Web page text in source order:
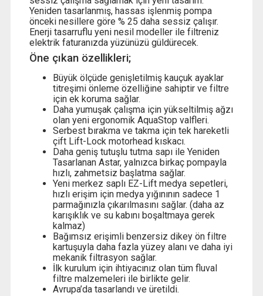
Yeniden tasarlanmış, hassas işlenmiş pompa
önceki nesillere göre % 25 daha sessiz çalışır.
Enerji tasarruflu yeni nesil modeller ile filtreniz
elektrik faturanızda yüzünüzü güldürecek.
Öne çıkan özellikleri;
Büyük ölçüde genişletilmiş kauçuk ayaklar
titreşimi önleme özelliğine sahiptir ve filtre
için ek koruma sağlar.
Daha yumuşak çalışma için yükseltilmiş ağzı
olan yeni ergonomik AquaStop valfleri.
Serbest bırakma ve takma için tek hareketli
çift Lift-Lock motorhead kıskacı.
Daha geniş tutuşlu tutma sapı ile Yeniden
Tasarlanan Astar, yalnızca birkaç pompayla
hızlı, zahmetsiz başlatma sağlar.
Yeni merkez saplı EZ-Lift medya sepetleri,
hızlı erişim için medya yığınının sadece 1
parmağınızla çıkarılmasını sağlar. (daha az
karışıklık ve su kabını boşaltmaya gerek
kalmaz)
Bağımsız erişimli benzersiz dikey ön filtre
kartuşuyla daha fazla yüzey alanı ve daha iyi
mekanik filtrasyon sağlar.
İlk kurulum için ihtiyacınız olan tüm fluval
filtre malzemeleri ile birlikte gelir.
Avrupa’da tasarlandı ve üretildi.